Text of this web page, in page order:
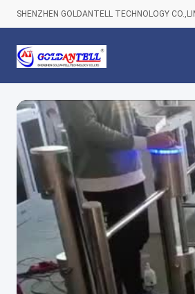
SHENZHEN GOLDANTELL TECHNOLOGY